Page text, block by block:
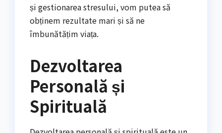
și gestionarea stresului, vom putea să
obținem rezultate mari și să ne
îmbunătățim viața.
Dezvoltarea
Personală și
Spirituală